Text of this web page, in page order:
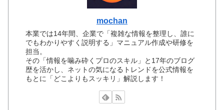
mochan
本業では14年間、企業で「複雑な情報を整理し、誰に
でもわかりやすく説明する」マニュアル作成や研修を
担当。
その「情報を噛み砕くプロのスキル」と17年のブログ
歴を活かし、ネットの気になるトレンドを公式情報を
もとに「どこよりもスッキリ」解説します！